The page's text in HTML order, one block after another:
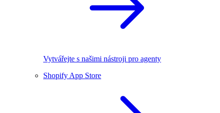
Vytvářejte s našimi nástroji pro agenty
Shopify App Store